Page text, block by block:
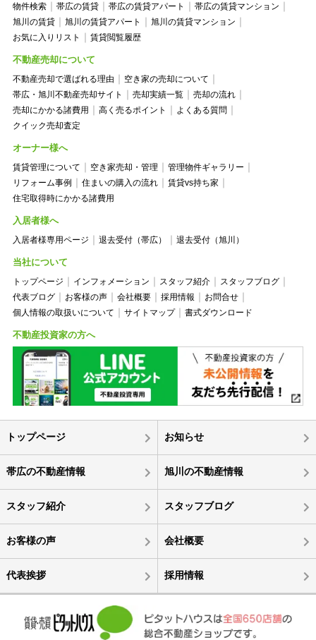
物件検索 帯広の賃貸 帯広の賃貸アパート
帯広の賃貸マンション
旭川の賃貸
旭川の賃貸アパート
旭川の賃貸マンション
お気に入りリスト
賃貸閲覧履歴
不動産売却について
不動産売却で選ばれる理由
空き家の売却について
帯広・旭川不動産売却サイト
売却実績一覧
売却の流れ
売却にかかる諸費用
高く売るポイント
よくある質問
クイック売却査定
オーナー様へ
賃貸管理について 空き家売却・管理
管理物件ギャラリー
リフォーム事例
住まいの購入の流れ
賃貸vs持ち家
住宅取得時にかかる諸費用
入居者様へ
入居者様専用ページ 退去受付（帯広） 退去受付（旭川）
当社について
トップページ インフォメーション スタッフ紹介
スタッフブログ
代表ブログ
お客様の声 会社概要 採用情報
お問合せ
個人情報の取扱いについて
サイトマップ 書式ダウンロード
不動産投資家の方へ
トップページ お知らせ
帯広の不動産情報 旭川の不動産情報
スタッフ紹介 スタッフブログ
お客様の声 会社概要
代表挨拶 採用情報